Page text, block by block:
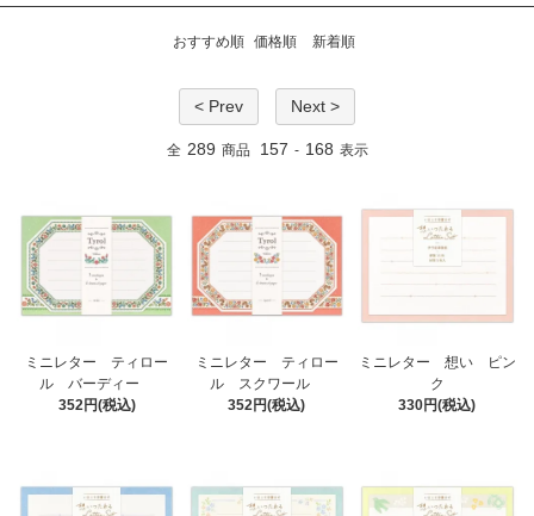
おすすめ順 価格順 新着順
< Prev Next >
全 289 商品 157 - 168 表示
ミニレター ティロー
ル バーディー
352円(税込)
ミニレター ティロー
ル スクワール
352円(税込)
ミニレター 想い ピン
ク
330円(税込)